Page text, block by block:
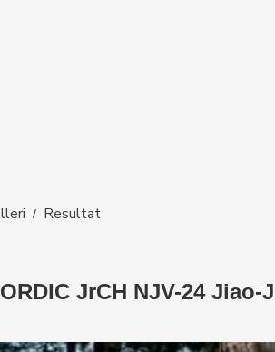
/ Resultat
JrCH NJV-24